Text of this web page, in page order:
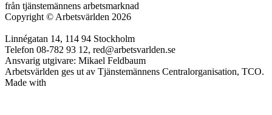
från tjänstemännens arbetsmarknad
Copyright © Arbetsvärlden 2026
Linnégatan 14, 114 94 Stockholm
Telefon 08-782 93 12, red@arbetsvarlden.se
Ansvarig utgivare: Mikael Feldbaum
Arbetsvärlden ges ut av Tjänstemännens Centralorganisation, TCO.
Made with